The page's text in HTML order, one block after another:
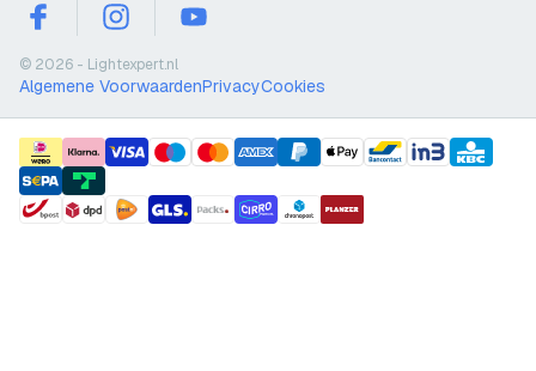
facebookinstagramyoutube
© 2026 - Lightexpert.nl
Algemene VoorwaardenPrivacyCookies
payment methods
shipment methods